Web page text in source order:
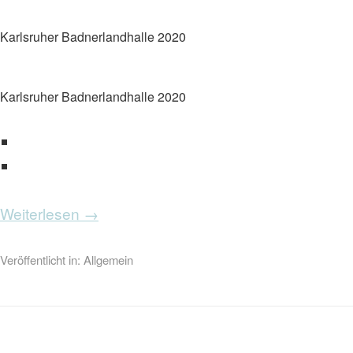
Karlsruher Badnerlandhalle 2020
Karlsruher Badnerlandhalle 2020
Weiterlesen →
Veröffentlicht in: Allgemein